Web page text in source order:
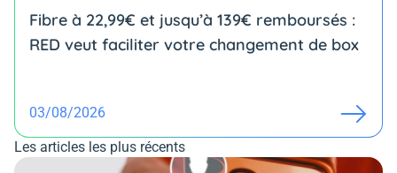
Fibre à 22,99€ et jusqu’à 139€ remboursés :
RED veut faciliter votre changement de box
03/08/2026
Les articles les plus récents